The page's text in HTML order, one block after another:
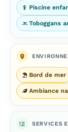
Piscine
Toboggans
Bord de mer
Ambiance
SERVICES